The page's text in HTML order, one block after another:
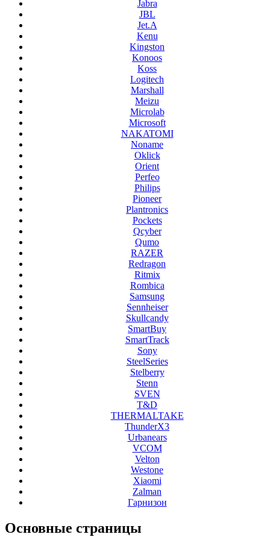
Jabra
JBL
Jet.A
Kenu
Kingston
Konoos
Koss
Logitech
Marshall
Meizu
Microlab
Microsoft
NAKATOMI
Noname
Oklick
Orient
Perfeo
Philips
Pioneer
Plantronics
Pockets
Qcyber
Qumo
RAZER
Redragon
Ritmix
Rombica
Samsung
Sennheiser
Skullcandy
SmartBuy
SmartTrack
Sony
SteelSeries
Stelberry
Stenn
SVEN
T&D
THERMALTAKE
ThunderX3
Urbanears
VCOM
Velton
Westone
Xiaomi
Zalman
Гарнизон
Основные страницы